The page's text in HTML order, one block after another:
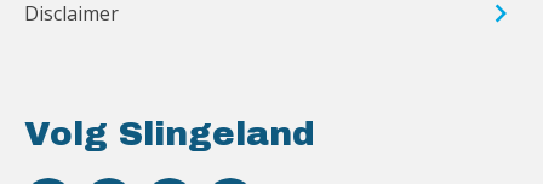
Volg Slingeland
Disclaimer